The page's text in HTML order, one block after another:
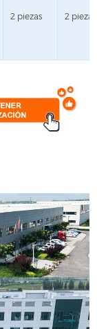
2 piezas 2 piezas